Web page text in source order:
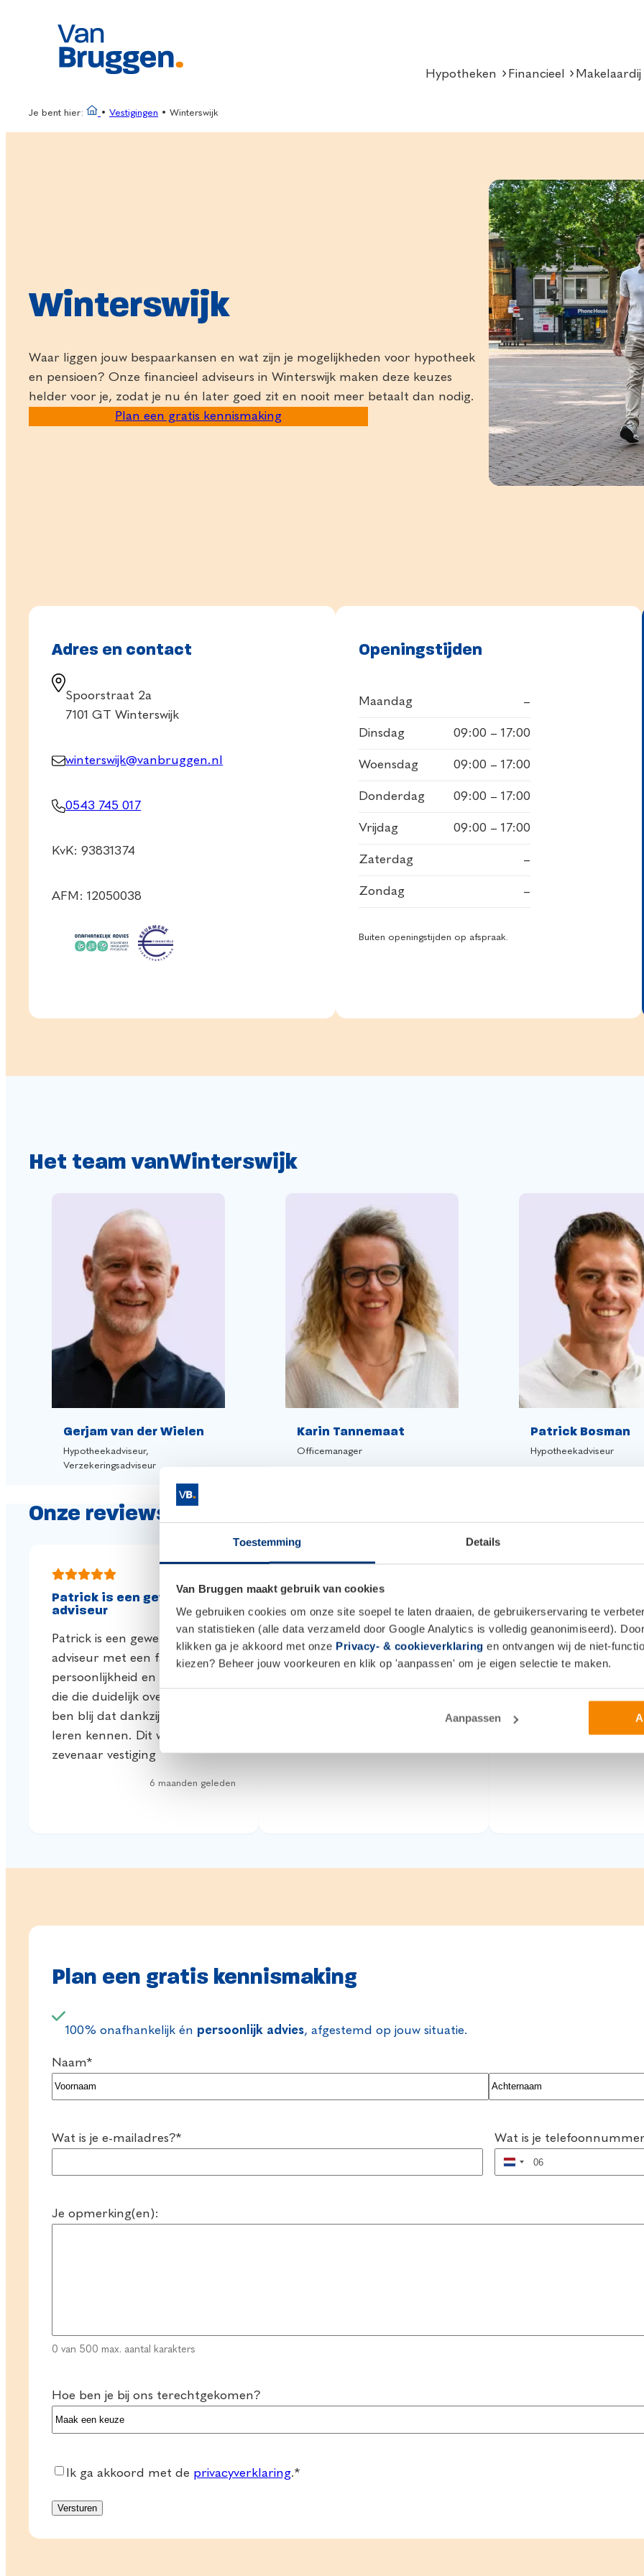
Toestemming Details
Van Bruggen maakt gebruik van cookies
We gebruiken cookies om onze site soepel te laten draaien, de gebruikerservaring te
van statistieken (alle data verzameld door Google Analytics is volledig geanonimiseerd). Door
klikken ga je akkoord met onze Privacy- & cookieverklaring en ontvangen wij de niet-
kiezen? Beheer jouw voorkeuren en klik op 'aanpassen' om je eigen selectie te maken.
Aanpassen
Hypotheken Financieel Makelaardij
Je bent hier: • Vestigingen • Winterswijk
Winterswijk
Waar liggen jouw bespaarkansen en wat zijn je mogelijkheden voor hypotheek
en pensioen? Onze financieel adviseurs in Winterswijk maken deze keuzes
helder voor je, zodat je nu én later goed zit en nooit meer betaalt dan nodig.
Plan een gratis kennismaking
Adres en contact
Spoorstraat 2a
7101 GT Winterswijk
winterswijk@vanbruggen.nl
0543 745 017
KvK: 93831374
AFM: 12050038
Openingstijden
Maandag –
Dinsdag 09:00 – 17:00
Woensdag 09:00 – 17:00
Donderdag 09:00 – 17:00
Vrijdag 09:00 – 17:00
Zaterdag –
Zondag –
Buiten openingstijden op afspraak.
Het team vanWinterswijk
Gerjam van der Wielen
Hypotheekadviseur,
Verzekeringsadviseur
Karin Tannemaat
Officemanager
Patrick Bosman
Hypotheekadviseur
Onze reviews
Patrick is een geweldige
adviseur
Patrick is een geweldige
adviseur met een fantastische
persoonlijkheid en goede kennis
die die duidelijk overbrengt. Ik
ben blij dat dankzij Mandy heb
leren kennen. Dit was in de
zevenaar vestiging
6 maanden geleden
goed geholpen
we hebben een duidelijk
antwoord gekregen op onze
vragen.
info gekregen
Zie hierboven
6
Plan een gratis kennismaking
100% onafhankelijk én persoonlijk advies, afgestemd op jouw situatie.
Naam*
Wat is je e-mailadres?* Wat is je
Nederland
Je opmerking(en):
0 van 500 max. aantal karakters
Hoe ben je bij ons terechtgekomen?
Consent*
Ik ga akkoord met de privacyverklaring.*